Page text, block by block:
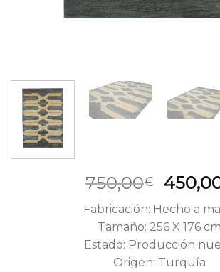
750,00€
El
precio
era:
Fabricación: Hecho a
Tamaño: 256 X 176 cm
Estado: Producción
Origen: Turquía